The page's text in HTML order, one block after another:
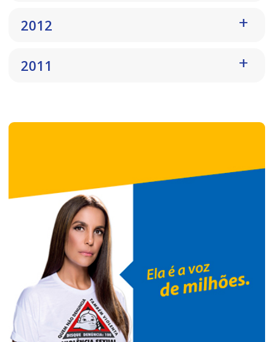
2012
2011